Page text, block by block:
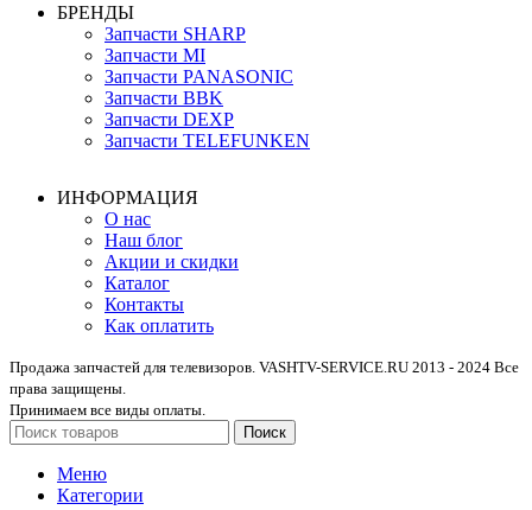
БРЕНДЫ
Запчасти SHARP
Запчасти MI
Запчасти PANASONIC
Запчасти BBK
Запчасти DEXP
Запчасти TELEFUNKEN
ИНФОРМАЦИЯ
О нас
Наш блог
Акции и скидки
Каталог
Контакты
Как оплатить
Продажа запчастей для телевизоров. VASHTV-SERVICE.RU 2013 - 2024 Все
права защищены.
Принимаем все виды оплаты.
Поиск
Меню
Категории